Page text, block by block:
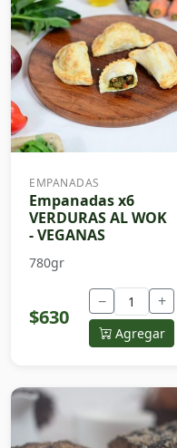
EMPANADAS
Empanadas x6
VERDURAS AL WOK
- VEGANAS
780gr
$630
− +
Agregar